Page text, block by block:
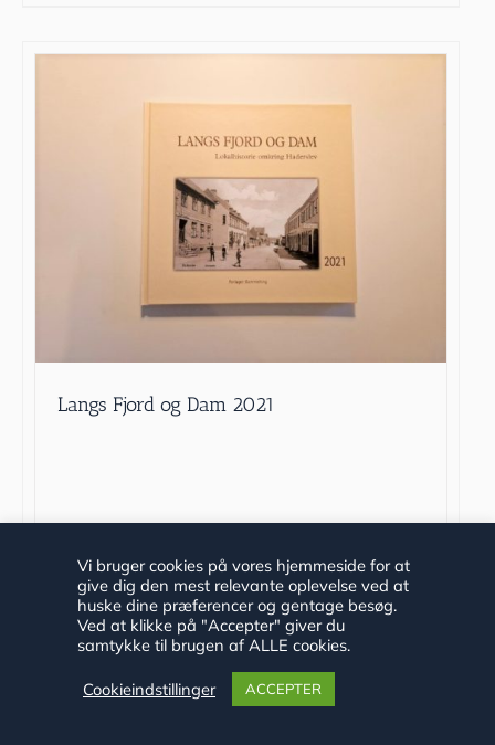
Langs Fjord og Dam 2021
Vurderet
ud af 5
Tilføj til kurv Detaljer
Vi bruger cookies på vores hjemmeside for at
give dig den mest relevante oplevelse ved at
huske dine præferencer og gentage besøg.
Ved at klikke på "Accepter" giver du
samtykke til brugen af ALLE cookies.
Cookieindstillinger ACCEPTER